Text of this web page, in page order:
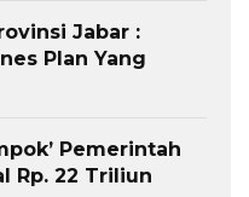
Jabar :
Plan Yang
Pemerintah
Rp. 22 Triliun